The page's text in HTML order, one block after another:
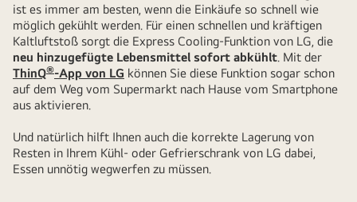
von
Lebensmittelbehältern
verringert
die
Lebensmittelverschwendung
ist es immer am besten, wenn die Einkäufe so schnell wie
möglich gekühlt werden. Für einen schnellen und kräftigen
Kaltluftstoß sorgt die Express Cooling-Funktion von LG, die
neu hinzugefügte Lebensmittel sofort abkühlt. Mit der
ThinQ®-App von LG können Sie diese Funktion sogar schon
auf dem Weg vom Supermarkt nach Hause vom Smartphone
aus aktivieren.
Und natürlich hilft Ihnen auch die korrekte Lagerung von
Resten in Ihrem Kühl- oder Gefrierschrank von LG dabei,
Essen unnötig wegwerfen zu müssen.